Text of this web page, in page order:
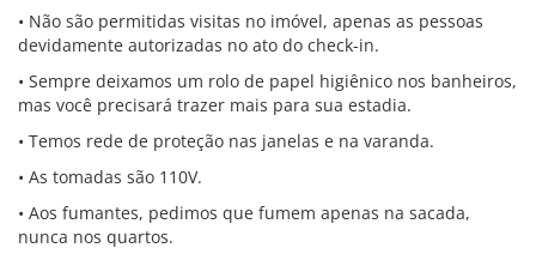
• Não são permitidas visitas no imóvel, apenas as pessoas
devidamente autorizadas no ato do check-in.
• Sempre deixamos um rolo de papel higiênico nos banheiros,
mas você precisará trazer mais para sua estadia.
• Temos rede de proteção nas janelas e na varanda.
• As tomadas são 110V.
• Aos fumantes, pedimos que fumem apenas na sacada,
nunca nos quartos.